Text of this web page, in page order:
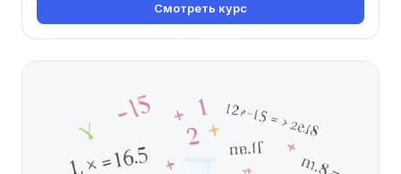
Смотреть курс